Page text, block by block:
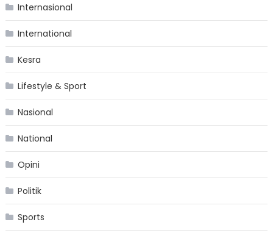
Internasional
International
Kesra
Lifestyle & Sport
Nasional
National
Opini
Politik
Sports